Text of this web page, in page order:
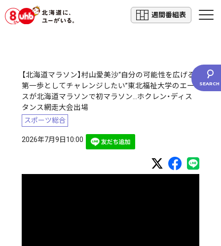
週間番組表
【北海道マラソン】村山愛美沙“自分の可能性を広げる
第一歩としてチャレンジしたい”東北福祉大学のエー
スが北海道マラソンで初マラソン…ホクレン・ディス
タンス網走大会出場
スポーツ総合
2026年7月9日10:00